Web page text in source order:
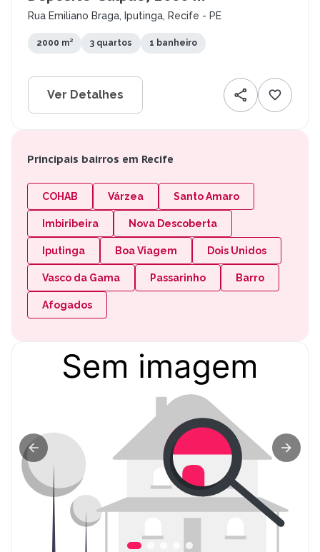
Rua Emiliano Braga, Iputinga, Recife - PE
2000 m² 3 quartos 1 banheiro
Ver Detalhes
Principais bairros em Recife
COHAB Várzea Santo Amaro
Imbiribeira Nova Descoberta
Iputinga Boa Viagem Dois Unidos
Vasco da Gama Passarinho Barro
Afogados